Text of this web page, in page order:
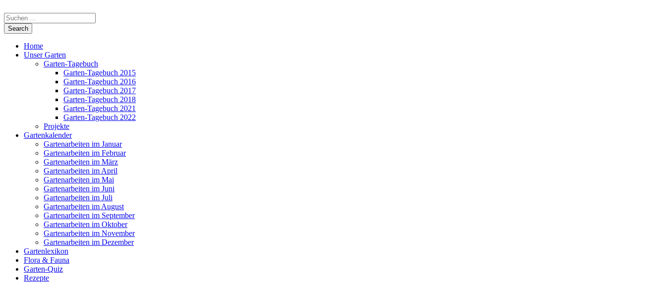
Home
Unser Garten
Garten-Tagebuch
Garten-Tagebuch 2015
Garten-Tagebuch 2016
Garten-Tagebuch 2017
Garten-Tagebuch 2018
Garten-Tagebuch 2021
Garten-Tagebuch 2022
Projekte
Gartenkalender
Gartenarbeiten im Januar
Gartenarbeiten im Februar
Gartenarbeiten im März
Gartenarbeiten im April
Gartenarbeiten im Mai
Gartenarbeiten im Juni
Gartenarbeiten im Juli
Gartenarbeiten im August
Gartenarbeiten im September
Gartenarbeiten im Oktober
Gartenarbeiten im November
Gartenarbeiten im Dezember
Gartenlexikon
Flora & Fauna
Garten-Quiz
Rezepte